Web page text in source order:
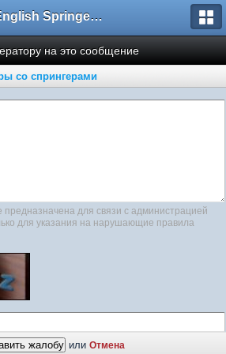
English Springer Spaniel Club
на это сообщение
со спрингерами
для связи с администрацией
для указания на нарушающие правила
или Отмена